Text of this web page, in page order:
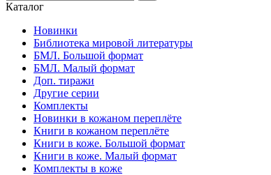
Каталог
Новинки
Библиотека мировой литературы
БМЛ. Большой формат
БМЛ. Малый формат
Доп. тиражи
Другие серии
Комплекты
Новинки в кожаном переплёте
Книги в кожаном переплёте
Книги в коже. Большой формат
Книги в коже. Малый формат
Комплекты в коже